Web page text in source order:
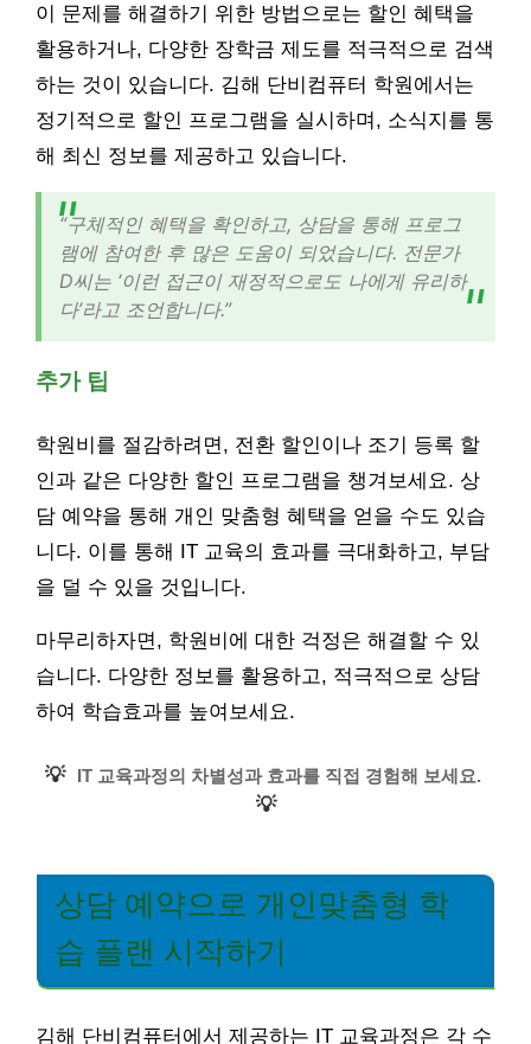
이 문제를 해결하기 위한 방법으로는 할인 혜택을
활용하거나, 다양한 장학금 제도를 적극적으로 검색
하는 것이 있습니다. 김해 단비컴퓨터 학원에서는
정기적으로 할인 프로그램을 실시하며, 소식지를 통
해 최신 정보를 제공하고 있습니다.
“구체적인 혜택을 확인하고, 상담을 통해 프로그
램에 참여한 후 많은 도움이 되었습니다. 전문가
D씨는 ‘이런 접근이 재정적으로도 나에게 유리하
다’라고 조언합니다.”
추가 팁
학원비를 절감하려면, 전환 할인이나 조기 등록 할
인과 같은 다양한 할인 프로그램을 챙겨보세요. 상
담 예약을 통해 개인 맞춤형 혜택을 얻을 수도 있습
니다. 이를 통해 IT 교육의 효과를 극대화하고, 부담
을 덜 수 있을 것입니다.
마무리하자면, 학원비에 대한 걱정은 해결할 수 있
습니다. 다양한 정보를 활용하고, 적극적으로 상담
하여 학습효과를 높여보세요.
💡 IT 교육과정의 차별성과 효과를 직접 경험해 보세요.
💡
상담 예약으로 개인맞춤형 학
습 플랜 시작하기
김해 단비컴퓨터에서 제공하는 IT 교육과정은 각 수